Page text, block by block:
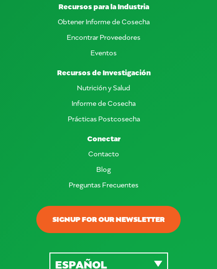
SIGNUP FOR OUR NEWSLETTER
Recursos para la Industria
Obtener Informe de Cosecha
Encontrar Proveedores
Eventos
Recursos de Investigación
Nutrición y Salud
Informe de Cosecha
Prácticas Postcosecha
Conectar
Contacto
Blog
Preguntas Frecuentes
ESPAÑOL